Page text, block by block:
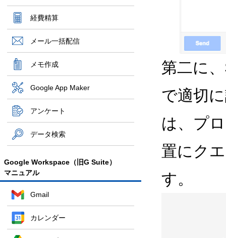
経費精算
メール一括配信
メモ作成
Google App Maker
アンケート
データ検索
Google Workspace（旧G Suite）
マニュアル
Gmail
カレンダー
第二に
で適切
は、プ
置にク
す。